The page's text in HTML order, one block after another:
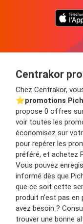
Centrakor
Chez Centrakor,
⭐️promotions
propose 0 offres
voir toutes les
économisez sur
pour repérer les
préféré, et achetez
Vous pouvez
informé dès que
que ce soit cette
produit n’est pas
avez besoin ?
trouver une bonne